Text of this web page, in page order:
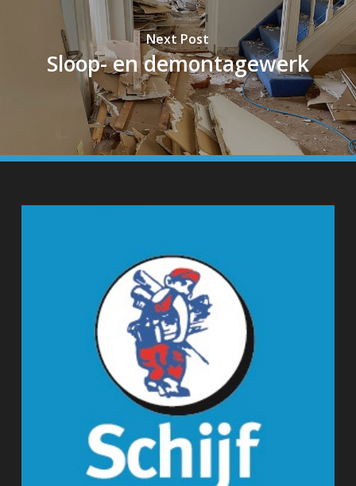
Next Post
Sloop- en demontagewerk